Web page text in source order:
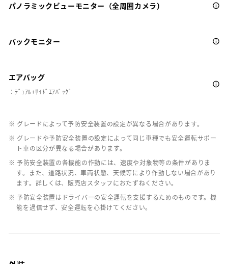
パノラミックビューモニター（全周囲カメラ）
バックモニター
エアバッグ
：ﾃﾞｭｱﾙ+ｻｲﾄﾞｴｱﾊﾞｯｸﾞ
※ グレードによって予防安全装置の設定が異なる場合があります。
※ グレードや予防安全装置の設定によって同じ車種でも安全運転サポー
ト車の区分が異なる場合があります。
※ 予防安全装置の各機能の作動には、速度や対象物等の条件がありま
す。また、道路状況、車両状態、天候等により作動しない場合があり
ます。詳しくは、販売店スタッフにおたずねください。
※ 予防安全装置はドライバーの安全運転を支援するためのものです。機
能を過信せず、安全運転を心掛けてください。